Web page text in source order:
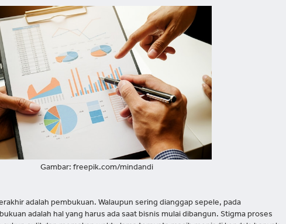
Gambar: freepik.com/mindandi
adalah pembukuan. Walaupun sering dianggap sepele, pada
adalah hal yang harus ada saat bisnis mulai dibangun. Stigma proses